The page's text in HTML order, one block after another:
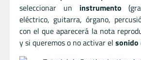
seleccionar un instrumento
eléctrico, guitarra, órgano,
con el que aparecerá la nota
y si queremos o no activar el sonido